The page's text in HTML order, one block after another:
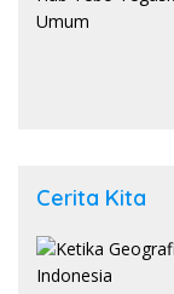
Cerita Kita